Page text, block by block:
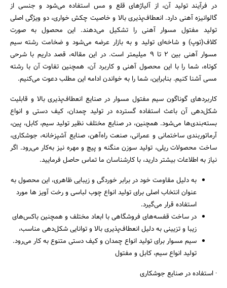
در فرآیند تولید آن، از آلیاژهای قلع و مس استفاده می‌شود و جنسی از
گالوانیزه آهنی دارد. انعطاف‌پذیری بالا و خاصیت چکش خواری، دو ویژگی اصلی
تولید مفتول مسوار آهنی را تشکیل می‌دهند. این محصول به صورت
کلاف(توپ) و شاخه‌ای تولید و به بازار عرضه می‌شود و ضخامت رشته سیم
مسوار آهنی بین 2 تا 9 میلیمتر است. در این مقاله، قصد داریم با شرحی
کوتاه، شما را با این محصول آهنی و کاربرد آن، همچنین تفاوت آن با رشته
مسی آشنا کنیم. بنابراین، شما را به خواندن ادامه این مطلب دعوت می‌کنیم.
کاربردهای گوناگون سیم مفتول مسوار در صنایع انعطاف‌پذیری بالا و قابلیت
شکل‌دهی آن باعث استفاده گسترده در تولید چمدان، کیف دستی و انواع
بسته‌بندی‌ها می‌شود. همچنین، در صنایع مختلف نظیر تولید سیم، کابل، پین،
آرماتوربندی ساختمانی و عمرانی، صنعت راه‌آهن، صنایع آشپزخانه، جوشکاری،
ساخت محصولات ریلی، تولید سوزن منگنه و پیچ و مهره نیز به‌کار می‌رود. اگر
نیاز به اطلاعات بیشتر دارید، با کارشناسان ما تماس حاصل فرمایید.
به دلیل مقاومت خود در برابر خوردگی و زیبایی ظاهری، این محصول به
عنوان انتخاب اصلی برای تولید انواع چوب لباسی و رخت آویز ها مورد
استفاده قرار می‌گیرد.
در ساخت قفسه‌های فروشگاهی با ابعاد مختلف و همچنین باکس‌های
زیبا و تزیینی به دلیل انعطاف‌پذیری بالا و توانایی شکل‌دهی مناسب،
سیم مسوار برای تولید انواع چمدان و کیف دستی متنوع به کار می‌رود.
تولید انواع سیم، کابل و مفتول
· استفاده در صنایع جوشکاری